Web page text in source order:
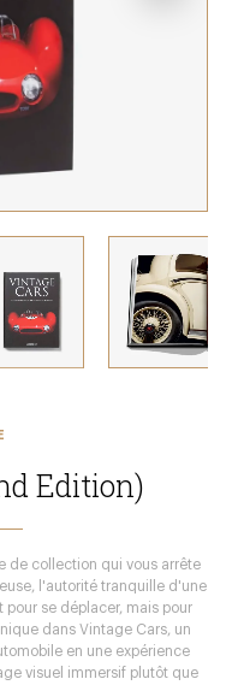
Edition)
de collection qui vous arrête
l'autorité tranquille d'une
se déplacer, mais pour
dans Vintage Cars, un
en une expérience
visuel immersif plutôt que